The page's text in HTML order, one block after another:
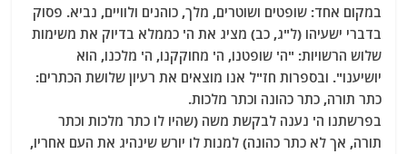
במקום אחד: שופטים ושוטרים, מלך, כוהנים ולוויים, נביא. פסוק
בדברי ישעיהו (ל"ג, כב) מציג את ה' כממלא בדיוק את משימות
שלוש הרשויות: "ה' שופטנו, ה' מחוקקנו, ה' מלכנו, הוא
יושיענו". ובספרות חז"ל אנו מוצאים את רעיון שלושת הכתרים:
כתר תורה, כתר כהונה וכתר מלכות.
בפרשתנו ה' נענה לבקשת משה (שהיו לו כתר מלכות וכתר
תורה, אך לא כתר כהונה) למנות לו יורש שינהיג את העם אחריו,